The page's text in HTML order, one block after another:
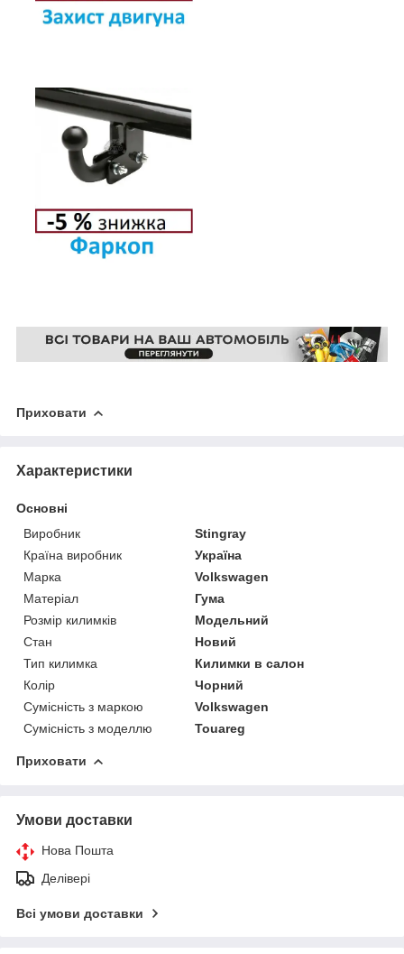
Приховати
Характеристики
Основні
Виробник
Stingray
Країна виробник
Україна
Марка
Volkswagen
Матеріал
Гума
Розмір килимків
Модельний
Стан
Новий
Тип килимка
Килимки в салон
Колір
Чорний
Сумісність з маркою
Volkswagen
Сумісність з моделлю
Touareg
Приховати
Умови доставки
Нова Пошта
Делівері
Всі умови доставки